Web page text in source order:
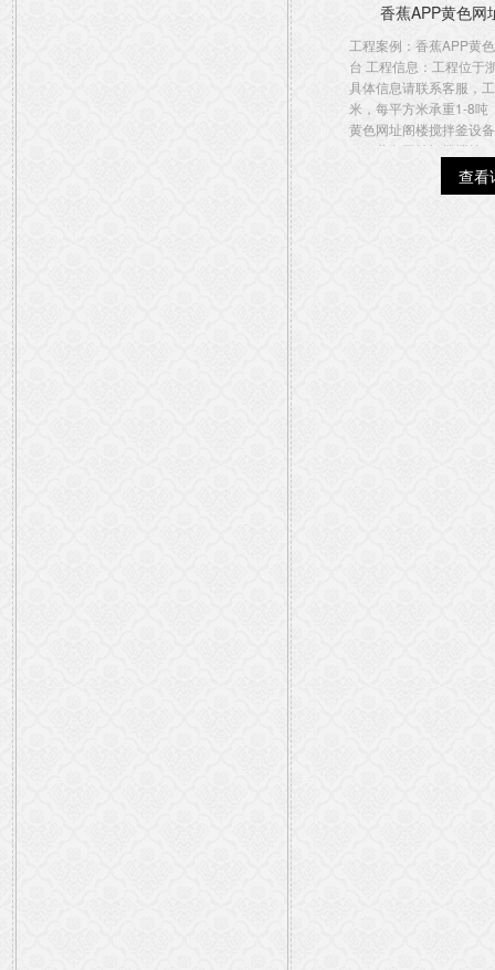
香蕉APP黄色网
工程案例：香蕉APP黄
台 工程信息：工程位于
具体信息请联系客服，
米，每平方米承重1-8吨
黄色网址阁楼搅拌釜设
APP黄色网址阁楼搅拌...
查看